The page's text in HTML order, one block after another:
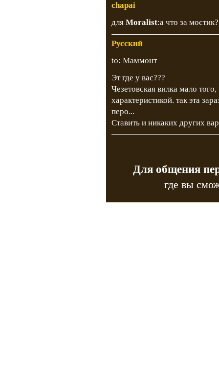
chapai
для Moralist:а что за мостик?
Русский
to: Маммонт
Эт где у вас???
Чезетовская вилка мало
характеристикой. так эта
перо...
Ставить и никаких других
Для общения
где вы